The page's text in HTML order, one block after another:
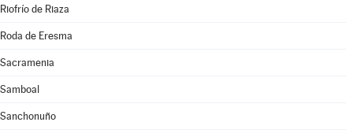
Riofrío de Riaza
Roda de Eresma
Sacramenia
Samboal
Sanchonuño